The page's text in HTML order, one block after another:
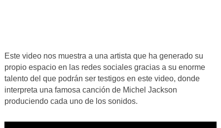
Este video nos muestra a una artista que ha generado su
propio espacio en las redes sociales gracias a su enorme
talento del que podrán ser testigos en este video, donde
interpreta una famosa canción de Michel Jackson
produciendo cada uno de los sonidos.